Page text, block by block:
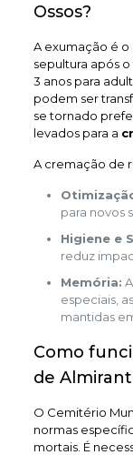
Ossos?
A exumação é o
sepultura após
3 anos para
podem ser
se tornado
levados para a
A cremação de
para novos
Higiene e
reduz
Memória:
especiais,
mantidas
Como
de
O Cemitério
normas
mortais. É